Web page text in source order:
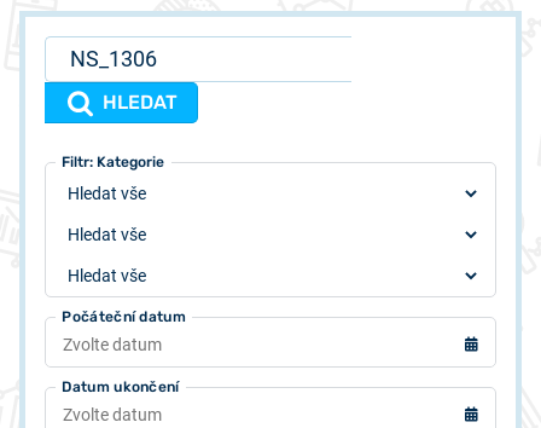
HLEDAT
Počáteční datum
Datum ukončení
Filtr: Typ
Filtr: Autor
Filtr: Kategorie